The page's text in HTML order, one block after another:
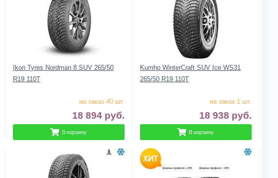
Ikon Tyres Nordman 8 SUV 265/50
R19 110T
на заказ 40 шт.
18 894 руб.
В корзину
Kumho WinterCraft SUV Ice WS31
265/50 R19 110T
на заказ 1 шт.
18 938 руб.
В корзину